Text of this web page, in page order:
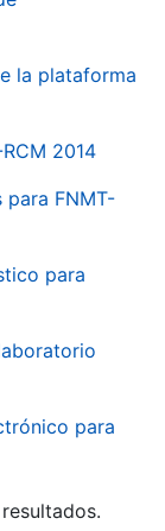
la plataforma
2014
para FNMT-
para
para